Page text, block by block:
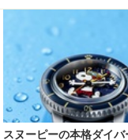
加で全104種
スヌーピーの本格ダイバ